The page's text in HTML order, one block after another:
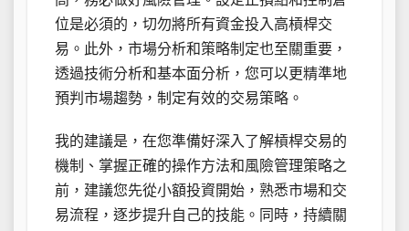
位是必須的，切勿將所有資金投入高槓桿交
易。此外，市場分析和策略制定也至關重要，
透過技術分析和基本面分析，您可以更精準地
預判市場趨勢，制定有效的交易策略。
我的建議是，在您準備好深入了解槓桿交易的
機制、掌握正確的操作方法和風險管理策略之
前，建議您先從小額投資開始，熟悉市場和交
易流程，逐步提升自己的技能。同時，持續關